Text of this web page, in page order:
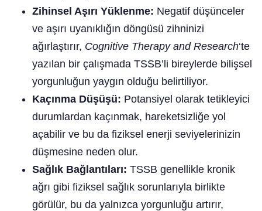
Zihinsel Aşırı Yüklenme: Negatif düşünceler
ve aşırı uyanıklığın döngüsü zihninizi
ağırlaştırır, Cognitive Therapy and Research‘te
yazılan bir çalışmada TSSB’li bireylerde bilişsel
yorgunluğun yaygın olduğu belirtiliyor.
Kaçınma Düşüşü: Potansiyel olarak tetikleyici
durumlardan kaçınmak, hareketsizliğe yol
açabilir ve bu da fiziksel enerji seviyelerinizin
düşmesine neden olur.
Sağlık Bağlantıları: TSSB genellikle kronik
ağrı gibi fiziksel sağlık sorunlarıyla birlikte
görülür, bu da yalnızca yorgunluğu artırır,